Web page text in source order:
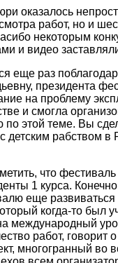
оказалось
работ, но и
некоторым
и видео
еще раз
президента
на проблему
и смогла
по этой теме. Вы
детским рабством в
что
1 курса.
еще развиваться
когда-то был
международный
работ, говорит
многогранный во